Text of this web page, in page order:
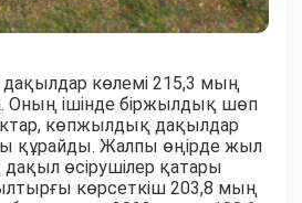
көлемі 215,3 мың
Оның ішінде біржылдық шөп
көпжылдық дақылдар
құрайды. Жалпы өңірде жыл
өсірушілер қатары
көрсеткіш 203,8 мың